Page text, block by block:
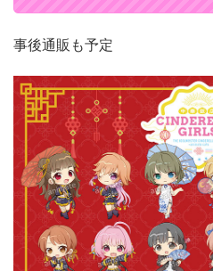
事後通販も予定